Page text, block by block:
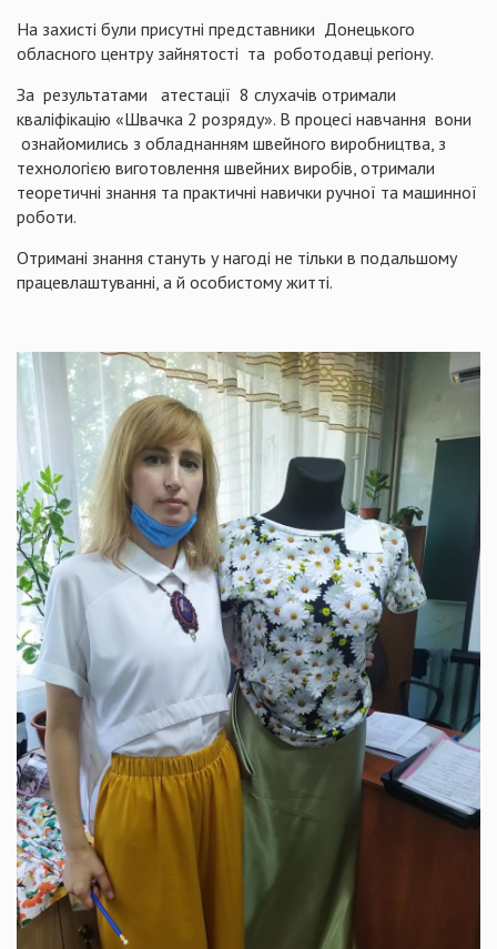
На захисті були присутні представники Донецького
обласного центру зайнятості та роботодавці регіону.
За результатами атестації 8 слухачів отримали
кваліфікацію «Швачка 2 розряду». В процесі навчання вони
ознайомились з обладнанням швейного виробництва, з
технологією виготовлення швейних виробів, отримали
теоретичні знання та практичні навички ручної та машинної
роботи.
Отримані знання стануть у нагоді не тільки в подальшому
працевлаштуванні, а й особистому житті.